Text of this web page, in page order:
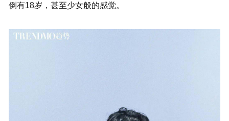
倒有18岁，甚至少女般的感觉。